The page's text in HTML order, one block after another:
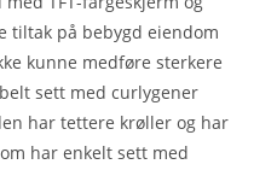
tiltak på bebygd eiendom
kunne medføre sterkere
sett med curlygener
har tettere krøller og har
har enkelt sett med